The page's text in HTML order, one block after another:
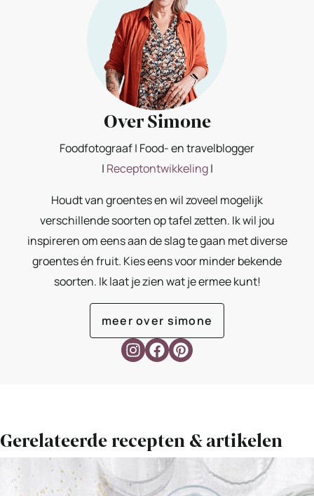
Over Simone
Foodfotograaf | Food- en travelblogger
| Receptontwikkeling|
Houdt van groentes en wil zoveel mogelijk
verschillende soorten op tafel zetten. Ik wil jou
inspireren om eens aan de slag te gaan met diverse
groentes én fruit. Kies eens voor minder bekende
soorten. Ik laat je zien wat je ermee kunt!
meer over simone
Gerelateerde recepten & artikelen
Bekijk
Slaschuitjes